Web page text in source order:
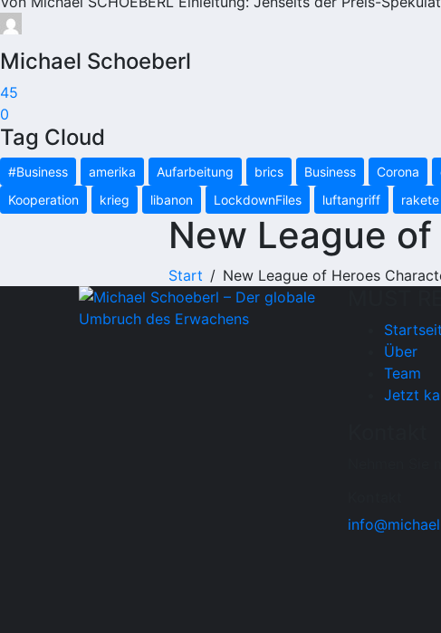
Michael Schoeberl
45
0
Tag Cloud
#Business amerika Aufarbeitung brics Business Corona
Kooperation
krieg libanon LockdownFiles luftangriff rakete
New League
Start New League of Heroes
Über
Team
Jetzt